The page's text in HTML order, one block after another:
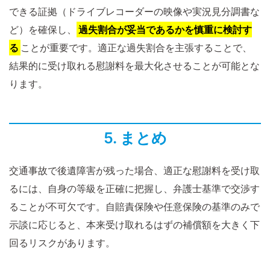
できる証拠（ドライブレコーダーの映像や実況見分調書な
ど）を確保し、
過失割合が妥当であるかを慎重に検討す
る ことが重要です。適正な過失割合を主張することで、
結果的に受け取れる慰謝料を最大化させることが可能とな
ります。
5. まとめ
交通事故で後遺障害が残った場合、適正な慰謝料を受け取
るには、自身の等級を正確に把握し、弁護士基準で交渉す
ることが不可欠です。自賠責保険や任意保険の基準のみで
示談に応じると、本来受け取れるはずの補償額を大きく下
回るリスクがあります。